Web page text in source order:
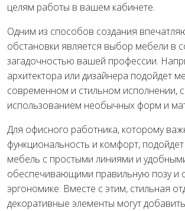
целям работы в вашем кабинете.
Одним из способов создания
обстановки является выбор мебели в
загадочностью вашей профессии.
архитектора или дизайнера подойдет
современном и стильном исполнении, с
использованием необычных форм и
Для офисного работника, которому
функциональность и комфорт, подойдет
мебель с простыми линиями и
обеспечивающими правильную позу и
эргономике. Вместе с этим, стильная
декоративные элементы могут добавить